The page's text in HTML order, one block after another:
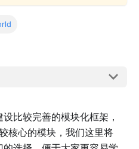
比较完善的模块化框架，
核心的模块，我们这里将